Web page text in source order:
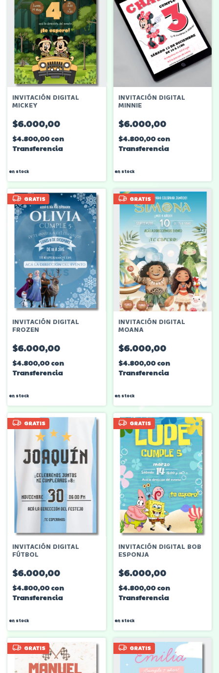
INVITACIÓN DIGITAL
MICKEY
$6.000,00
$4.800,00con
Transferencia
en stock
INVITACIÓN DIGITAL
MINNIE
$6.000,00
$4.800,00con
Transferencia
en stock
GRATIS
INVITACIÓN DIGITAL
FROZEN
$6.000,00
$4.800,00con
Transferencia
en stock
GRATIS
INVITACIÓN DIGITAL
MOANA
$6.000,00
$4.800,00con
Transferencia
en stock
GRATIS
INVITACIÓN DIGITAL
FÚTBOL
$6.000,00
$4.800,00con
Transferencia
en stock
GRATIS
INVITACIÓN DIGITAL BOB
ESPONJA
$6.000,00
$4.800,00con
Transferencia
en stock
GRATIS GRATIS